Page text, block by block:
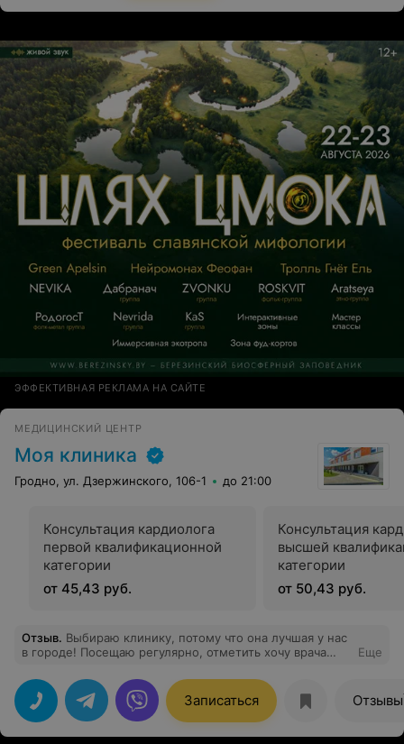
ЭФФЕКТИВНАЯ РЕКЛАМА НА САЙТЕ
МЕДИЦИНСКИЙ ЦЕНТР
Моя клиника
Гродно, ул. Дзержинского, 106-1 до 21:00
Консультация кардиолога
первой квалификационной
категории
от 45,43 руб.
Консультация
высшей
категории
от 50,43 руб.
Отзыв. Выбираю клинику, потому что она лучшая у нас
в городе! Посещаю регулярно, отметить хочу врача
хороший врач, рекомендую!
Еще
Записаться Отзывы